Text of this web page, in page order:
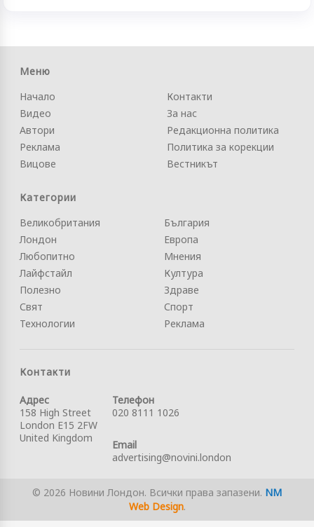
Меню
Начало
Видео
Автори
Реклама
Вицове
Контакти
За нас
Редакционна политика
Политика за корекции
Вестникът
Категории
Великобритания
Лондон
Любопитно
Лайфстайл
Полезно
Свят
Технологии
България
Европа
Мнения
Култура
Здраве
Спорт
Реклама
Контакти
Адрес
158 High Street
London E15 2FW
United Kingdom
Телефон
020 8111 1026
Email
advertising@novini.london
© 2026 Новини Лондон. Всички права запазени. NM
Web Design.